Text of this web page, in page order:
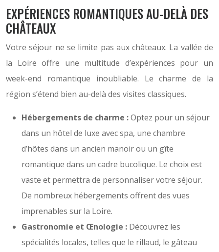
EXPÉRIENCES ROMANTIQUES AU-DELÀ DES
CHÂTEAUX
Votre séjour ne se limite pas aux châteaux. La vallée de
la Loire offre une multitude d’expériences pour un
week-end romantique inoubliable. Le charme de la
région s’étend bien au-delà des visites classiques.
Hébergements de charme :Optez pour un séjour
dans un hôtel de luxe avec spa, une chambre
d’hôtes dans un ancien manoir ou un gîte
romantique dans un cadre bucolique. Le choix est
vaste et permettra de personnaliser votre séjour.
De nombreux hébergements offrent des vues
imprenables sur la Loire.
Gastronomie et Œnologie : Découvrez les
spécialités locales, telles que le rillaud, le gâteau